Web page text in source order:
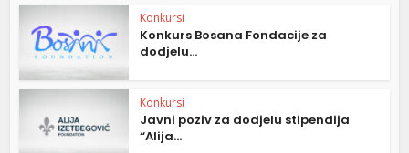
Konkursi
Konkurs Bosana Fondacije za
dodjelu...
Konkursi
Javni poziv za dodjelu stipendija
“Alija...